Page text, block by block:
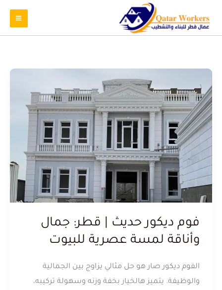
فوم ديكور حديث | قطر: جمال
وأناقة لمسة عصرية للبيوت
الفوم ديكور صار هو حل مثالي يزاوج بين الجمالية
والوظيفة. يتميز هالخيار بخفة وزنه وسهولة تركيبه،